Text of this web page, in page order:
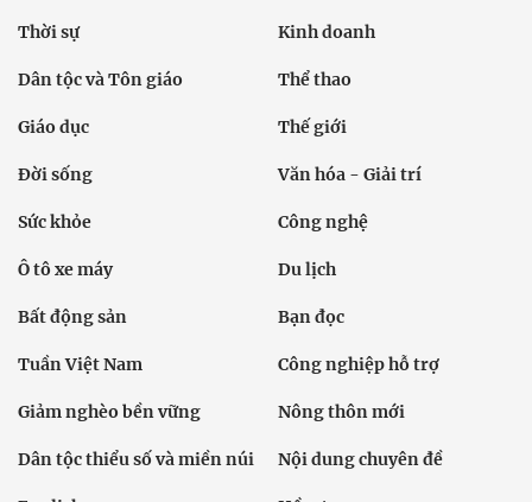
Thời sự Kinh doanh
Dân tộc và Tôn giáo Thể thao
Giáo dục Thế giới
Đời sống Văn hóa - Giải trí
Sức khỏe Công nghệ
Ô tô xe máy Du lịch
Bất động sản Bạn đọc
Tuần Việt Nam Công nghiệp hỗ trợ
Giảm nghèo bền vững Nông thôn mới
Dân tộc thiểu số và miền núi Nội dung chuyên đề